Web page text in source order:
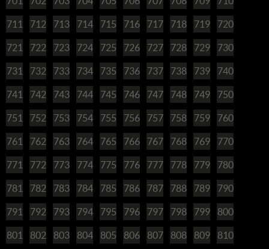
711 712 713 714 715 716 717 718 719 720
721 722 723 724 725 726 727 728 729 730
731 732 733 734 735 736 737 738 739 740
741 742 743 744 745 746 747 748 749 750
751 752 753 754 755 756 757 758 759 760
761 762 763 764 765 766 767 768 769 770
771 772 773 774 775 776 777 778 779 780
781 782 783 784 785 786 787 788 789 790
791 792 793 794 795 796 797 798 799 800
801 802 803 804 805 806 807 808 809 810